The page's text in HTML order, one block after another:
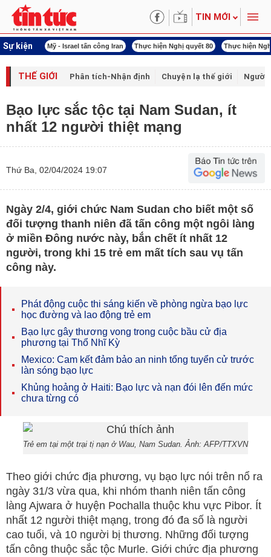
TIN MỚI
Sự kiện
công Iran Thực hiện Nghị quyết 80 Thực hiện Nghị quyết 79 Xuân Bính
THẾ GIỚI Phân tích-Nhận định Chuyện lạ thế giới Người
Bạo lực sắc tộc tại Nam Sudan, ít
nhất 12 người thiệt mạng
Thứ Ba, 02/04/2024 19:07
Ngày 2/4, giới chức Nam Sudan cho biết một số
đối tượng thanh niên đã tấn công một ngôi làng
ở miền Đông nước này, bắn chết ít nhất 12
người, trong khi 15 trẻ em mất tích sau vụ tấn
công này.
Phát động cuộc thi sáng kiến về phòng ngừa bạo lực
học đường và lao động trẻ em
Bạo lực gây thương vong trong cuộc bầu cử địa
phương tại Thổ Nhĩ Kỳ
Mexico: Cam kết đảm bảo an ninh tổng tuyển cử trước
làn sóng bạo lực
Khủng hoảng ở Haiti: Bạo lực và nạn đói lên đến mức
chưa từng có
Trẻ em tại một trại tị nạn ở Wau, Nam Sudan. Ảnh: AFP/TTXVN
Theo giới chức địa phương, vụ bạo lực nói trên nổ ra
ngày 31/3 vừa qua, khi nhóm thanh niên tấn công
làng Ajwara ở huyện Pochalla thuộc khu vực Pibor. Ít
nhất 12 người thiệt mạng, trong đó đa số là người
cao tuổi, và 10 người bị thương. Những đối tượng
tấn công thuộc sắc tộc Murle. Giới chức địa phương